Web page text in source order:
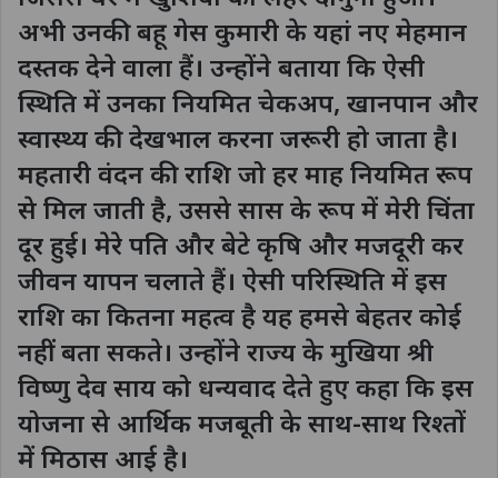
अभी उनकी बहू गेस कुमारी के यहां नए मेहमान
दस्तक देने वाला हैं। उन्होंने बताया कि ऐसी
स्थिति में उनका नियमित चेकअप, खानपान और
स्वास्थ्य की देखभाल करना जरूरी हो जाता है।
महतारी वंदन की राशि जो हर माह नियमित रूप
से मिल जाती है, उससे सास के रूप में मेरी चिंता
दूर हुई। मेरे पति और बेटे कृषि और मजदूरी कर
जीवन यापन चलाते हैं। ऐसी परिस्थिति में इस
राशि का कितना महत्व है यह हमसे बेहतर कोई
नहीं बता सकते। उन्होंने राज्य के मुखिया श्री
विष्णु देव साय को धन्यवाद देते हुए कहा कि इस
योजना से आर्थिक मजबूती के साथ-साथ रिश्तों
में मिठास आई है।